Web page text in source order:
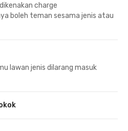
charge
boleh teman sesama jenis atau
lawan jenis dilarang masuk